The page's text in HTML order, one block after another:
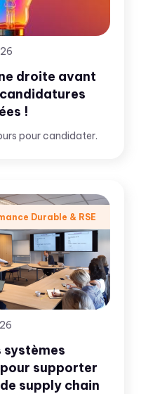
droite avant
!
pour candidater.
Durable & RSE
systèmes
supporter
supply chain